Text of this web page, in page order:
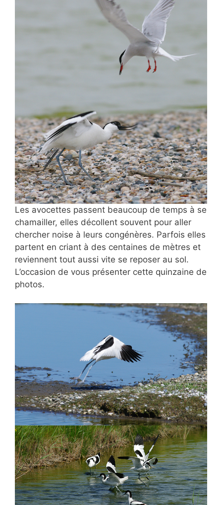
Les avocettes passent beaucoup de temps à se
chamailler, elles décollent souvent pour aller
chercher noise à leurs congénères. Parfois elles
partent en criant à des centaines de mètres et
reviennent tout aussi vite se reposer au sol.
L’occasion de vous présenter cette quinzaine de
photos.